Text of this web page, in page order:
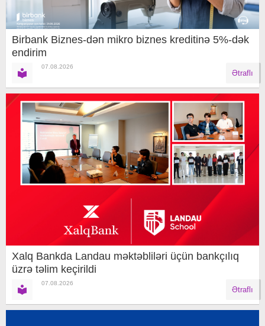
Birbank Biznes-dən mikro biznes kreditinə 5%-dək
endirim
07.08.2026
Ətraflı
Xalq Bankda Landau məktəbliləri üçün bankçılıq
üzrə təlim keçirildi
07.08.2026
Ətraflı